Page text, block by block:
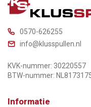
0570-626255
info@klusspullen.nl
KVK-nummer: 30220557
BTW-nummer:
Informatie